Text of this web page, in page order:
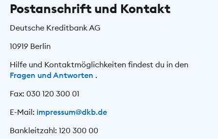
Postanschrift und Kontakt
Deutsche Kreditbank AG
10919 Berlin
Hilfe und Kontaktmöglichkeiten findest du in den
Fragen und Antworten .
Fax: 030 120 300 01
E-Mail: impressum@dkb.de
Bankleitzahl: 120 300 00